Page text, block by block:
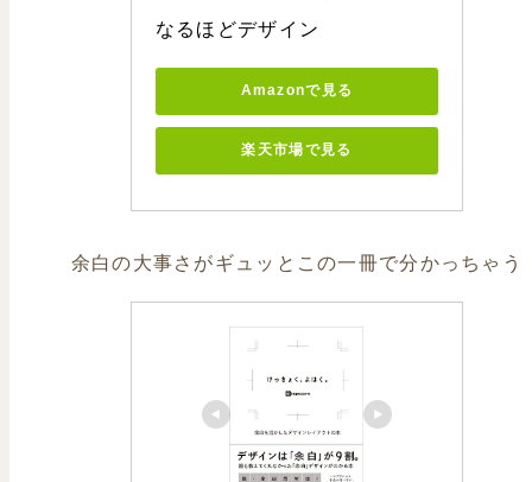
なるほどデザイン
Amazonで見る
楽天市場で見る
余白の大事さがギュッとこの一冊で分かっちゃう